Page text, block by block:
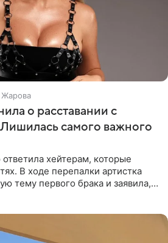
о расставании с
самого важного
хейтерам, которые
В ходе перепалки артистка
тему первого брака и заявила,